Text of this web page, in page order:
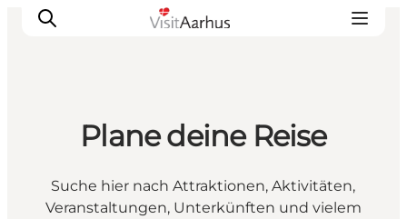
Sehen und erleben
Veranstaltungen
Städte und Regionen
Plane deine Reise
Suche hier nach Attraktionen, Aktivitäten,
Veranstaltungen, Unterkünften und vielem